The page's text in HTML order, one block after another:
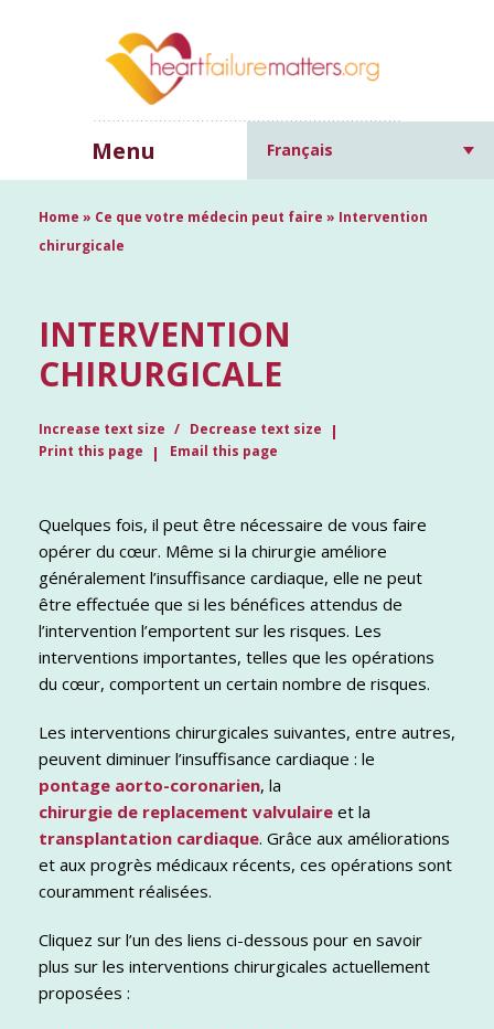
Menu Français
Home » Ce que votre médecin peut faire » Intervention
chirurgicale
INTERVENTION
CHIRURGICALE
Increase text size
Decrease text size
Print this page
Email this page
Quelques fois, il peut être nécessaire de vous faire
opérer du cœur. Même si la chirurgie améliore
généralement l’insuffisance cardiaque, elle ne peut
être effectuée que si les bénéfices attendus de
l’intervention l’emportent sur les risques. Les
interventions importantes, telles que les opérations
du cœur, comportent un certain nombre de risques.
Les interventions chirurgicales suivantes, entre autres,
peuvent diminuer l’insuffisance cardiaque : le
pontage aorto-coronarien, la
chirurgie de replacement valvulaire et la
transplantation cardiaque. Grâce aux améliorations
et aux progrès médicaux récents, ces opérations sont
couramment réalisées.
Cliquez sur l’un des liens ci-dessous pour en savoir
plus sur les interventions chirurgicales actuellement
proposées :